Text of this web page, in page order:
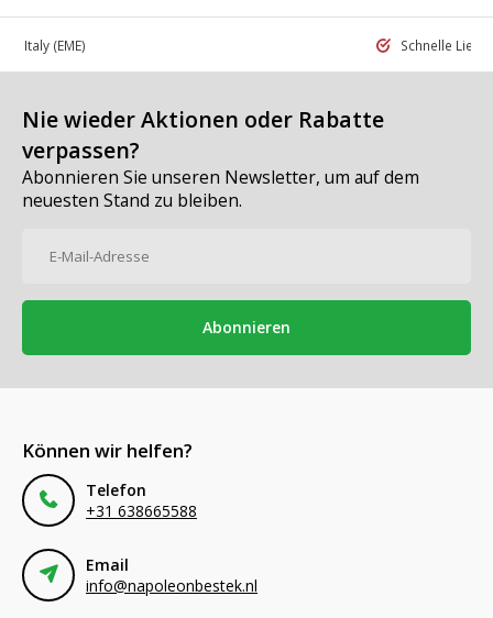
in Italy (EME) Schnelle
Nie wieder Aktionen oder Rabatte
verpassen?
Abonnieren Sie unseren Newsletter, um auf dem
neuesten Stand zu bleiben.
Abonnieren
Können wir helfen?
Telefon
+31 638665588
Email
info@napoleonbestek.nl